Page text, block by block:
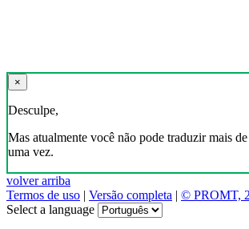
×
Desculpe,
Mas atualmente você não pode traduzir mais
uma vez.
volver arriba
Termos de uso | Versão completa | © PROMT,
Select a language